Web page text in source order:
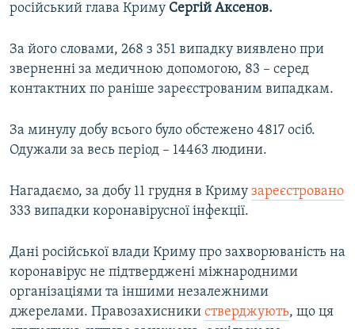
російський глава Криму Сергій Аксенов.
За його словами, 268 з 351 випадку виявлено при
зверненні за медичною допомогою, 83 – серед
контактних по раніше зареєстрованим випадкам.
За минулу добу всього було обстежено 4817 осіб.
Одужали за весь період – 14463 людини.
Нагадаємо, за добу 11 грудня в Криму зареєстровано
333 випадки коронавірусної інфекції.​
Дані російської влади Криму про захворюваність на
коронавірус не підтверджені міжнародними
організаціями та іншими незалежними
джерелами. Правозахисники стверджують, що ця